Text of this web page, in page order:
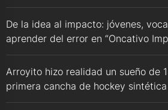
De la idea al impacto: jóvenes,
aprender del error en “Oncativo
Arroyito hizo realidad un sueño de
primera cancha de hockey sintética